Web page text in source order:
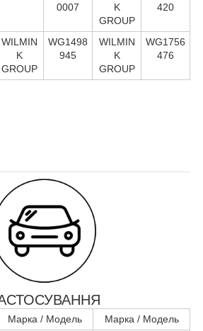
0007
K
GROUP
420
WILMIN
K
GROUP
WG1498
945
WILMIN
K
GROUP
WG1756
476
Марка / Модель
Марка / Модель